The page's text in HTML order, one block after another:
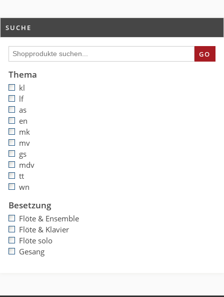
SUCHE
GO
Thema
kl
lf
as
en
mk
mv
gs
mdv
tt
wn
Besetzung
Flöte & Ensemble
Flöte & Klavier
Flöte solo
Gesang